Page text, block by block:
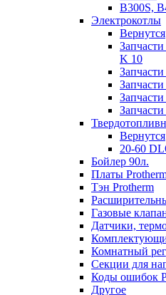
B300S,
Электрокотлы
Вернутся
K 10
Вернутся
20-60
Бойлер 90л.
Платы
Тэн Protherm
Газовые
Датчики,
Комнатный
Секции для
Коды ошибок
Другое